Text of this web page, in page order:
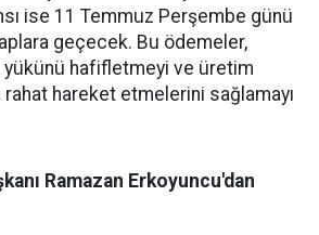
ise 11 Temmuz Perşembe günü
geçecek. Bu ödemeler,
hafifletmeyi ve üretim
hareket etmelerini sağlamayı
Ramazan Erkoyuncu'dan